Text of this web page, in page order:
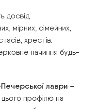
досвід
мірних, сімейних,
хрестів.
начиння будь-
лаври –
профілю на